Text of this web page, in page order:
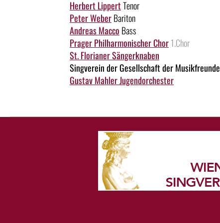
Herbert LippertTenor
Peter WeberBariton
Andreas Macco Bass
Prager Philharmonischer Chor1.Chor
St. Florianer Sängerknaben
Singverein der Gesellschaft der Musikfreunde
Gustav Mahler Jugendorchester